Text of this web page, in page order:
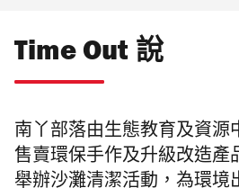
Time Out 說
南丫部落由生態教育及資源
售賣環保手作及升級改造產
舉辦沙灘清潔活動，為環境